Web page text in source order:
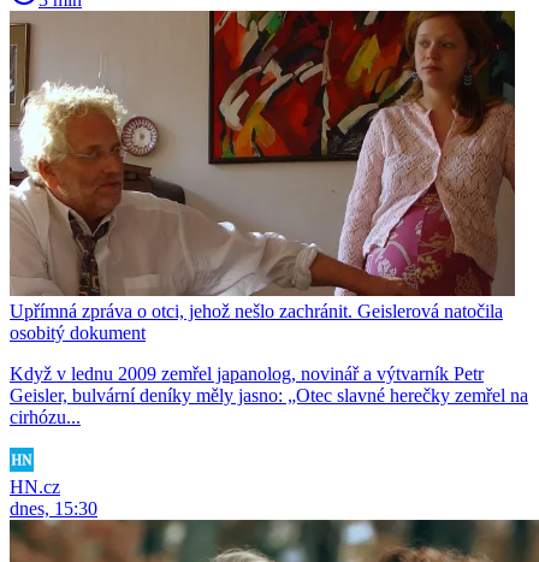
Upřímná zpráva o otci, jehož nešlo zachránit. Geislerová natočila
osobitý dokument
Když v lednu 2009 zemřel japanolog, novinář a výtvarník Petr
Geisler, bulvární deníky měly jasno: „Otec slavné herečky zemřel na
cirhózu...
HN.cz
dnes, 15:30